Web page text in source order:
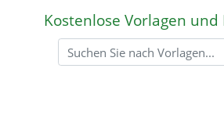
Kostenlose Vorlagen